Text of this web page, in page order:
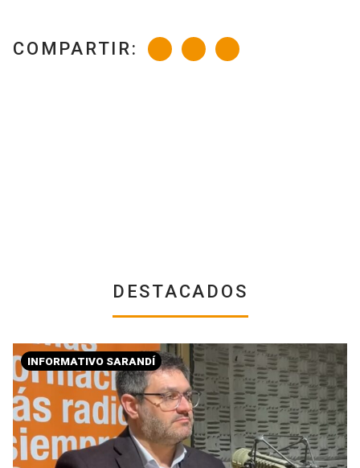
COMPARTIR:
DESTACADOS
INFORMATIVO SARANDÍ